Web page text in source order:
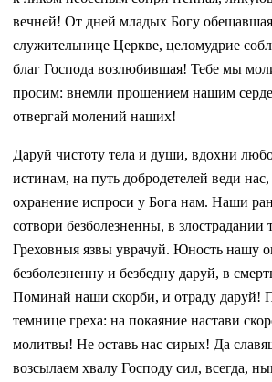
вечней! От дней младых Богу
служительнице Церкве, целомудрие
благ Господа возлюбившая! Тебе мы
просим: внемли прошением нашим
отвергай молений наших!
Даруй чистоту тела и души, вдохни
истинам, на путь добродетелей веди
охранение испроси у Бога нам. Наши
сотвори безболезненны, в злострадании
Греховныя язвы уврачуй. Юность нашу
безболезненну и безбедну даруй, в
Поминай наши скорби, и отраду даруй!
темнице греха: на покаяние настави
молитвы! Не оставь нас сирых! Да
возсылаем хвалу Господу сил, всегда,